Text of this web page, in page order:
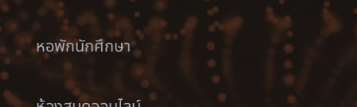
หอพักนักศึกษา